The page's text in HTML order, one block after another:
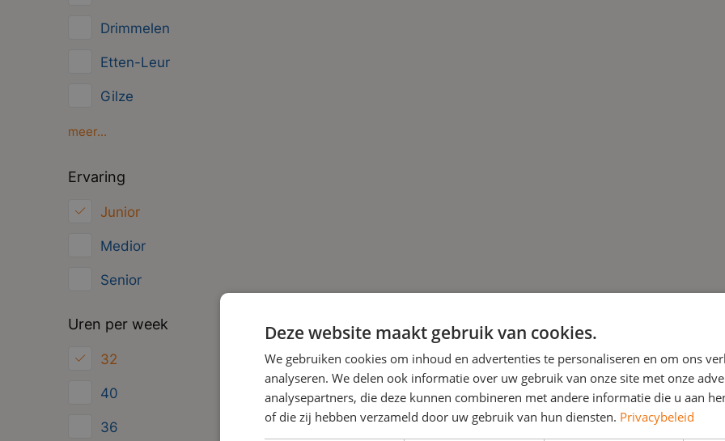
Drimmelen
Etten-Leur
Gilze
Moerdijk
meer...
Ervaring
Junior
Medior
Senior
Uren per week
32
40
36
Deze website maakt gebruik van cookies.
We gebruiken cookies om inhoud en advertenties te personaliseren en om ons
analyseren. We delen ook informatie over uw gebruik van onze site met onze
analysepartners, die deze kunnen combineren met andere informatie die u aan
of die zij hebben verzameld door uw gebruik van hun diensten. Privacybeleid